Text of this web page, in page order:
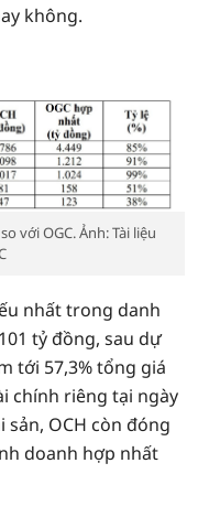
không.
với OGC. Ảnh: Tài liệu
nhất trong danh
tỷ đồng, sau dự
tới 57,3% tổng giá
chính riêng tại ngày
sản, OCH còn đóng
doanh hợp nhất